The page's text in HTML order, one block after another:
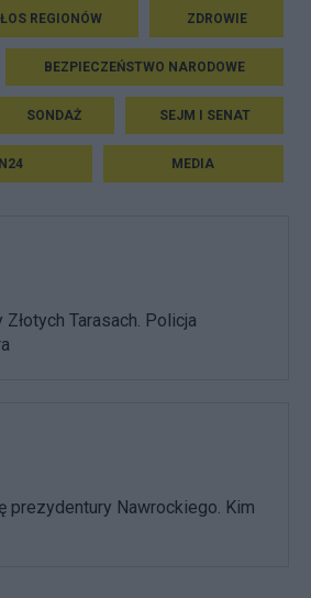
REGIONÓW ZDROWIE
BEZPIECZEŃSTWO NARODOWE
SONDAŻ SEJM I SENAT
MEDIA
Tarasach. Policja
prezydentury Nawrockiego. Kim